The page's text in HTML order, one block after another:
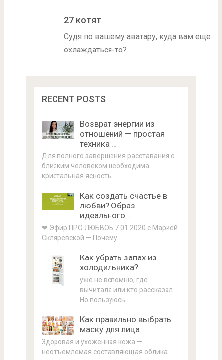
27 котят
Судя по вашему аватару, куда вам еще
охлаждаться-то?
RECENT POSTS
Возврат энергии из
отношений — простая
техника …
Для полного завершения расставания с
близким человеком необходима
кристальная ясность. …
Как создать счастье в
любви? Образ
идеального …
❤ Эфир ПРО ЛЮБВОЬ 7.01.2020 с Марией
Скляревской — Почему …
Как убрать запах из
холодильника?
уже не вспомню, где
вычитала или кто рассказал.
Но пользуюсь …
Как правильно выбрать
маску для лица
Здоровая и ухоженная кожа —
неотъемлемая составляющая облика